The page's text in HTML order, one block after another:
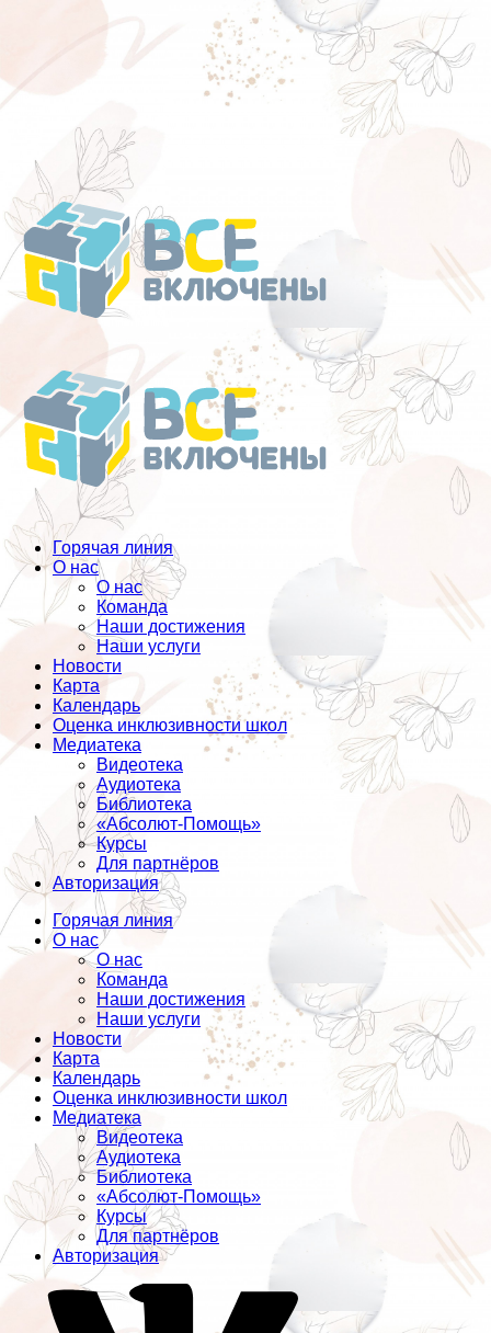
Перейти
к
содержанию
Горячая линия
О нас
О нас
Команда
Наши достижения
Наши услуги
Новости
Карта
Календарь
Оценка инклюзивности школ
Медиатека
Видеотека
Аудиотека
Библиотека
«Абсолют-Помощь»
Курсы
Для партнёров
Авторизация
Горячая линия
О нас
О нас
Команда
Наши достижения
Наши услуги
Новости
Карта
Календарь
Оценка инклюзивности школ
Медиатека
Видеотека
Аудиотека
Библиотека
«Абсолют-Помощь»
Курсы
Для партнёров
Авторизация